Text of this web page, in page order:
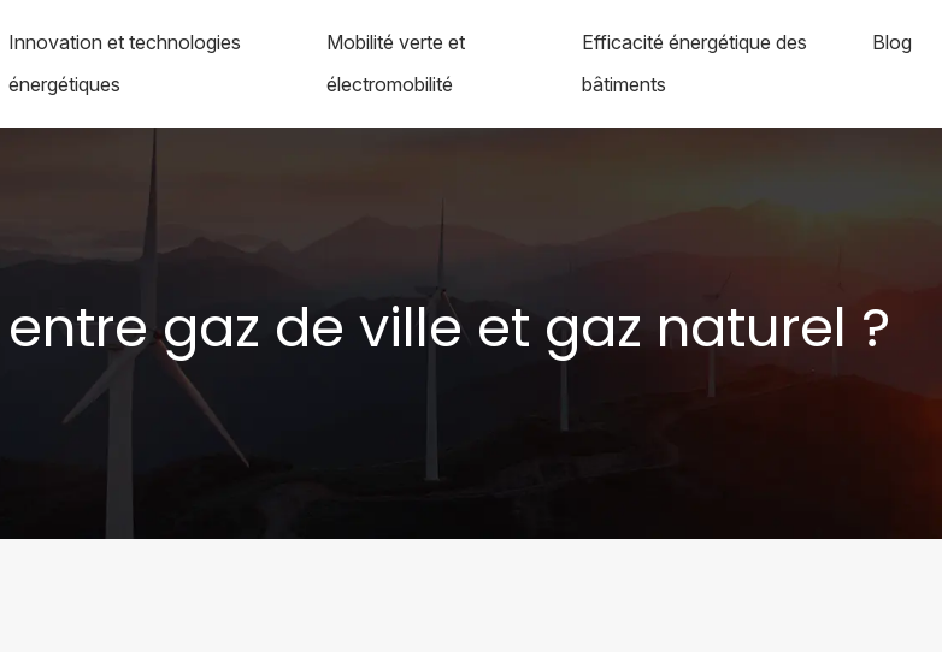
Innovation et technologies
énergétiques
Mobilité verte et
électromobilité
Efficacité énergétique des
bâtiments
Blog
gaz de ville et gaz naturel ?